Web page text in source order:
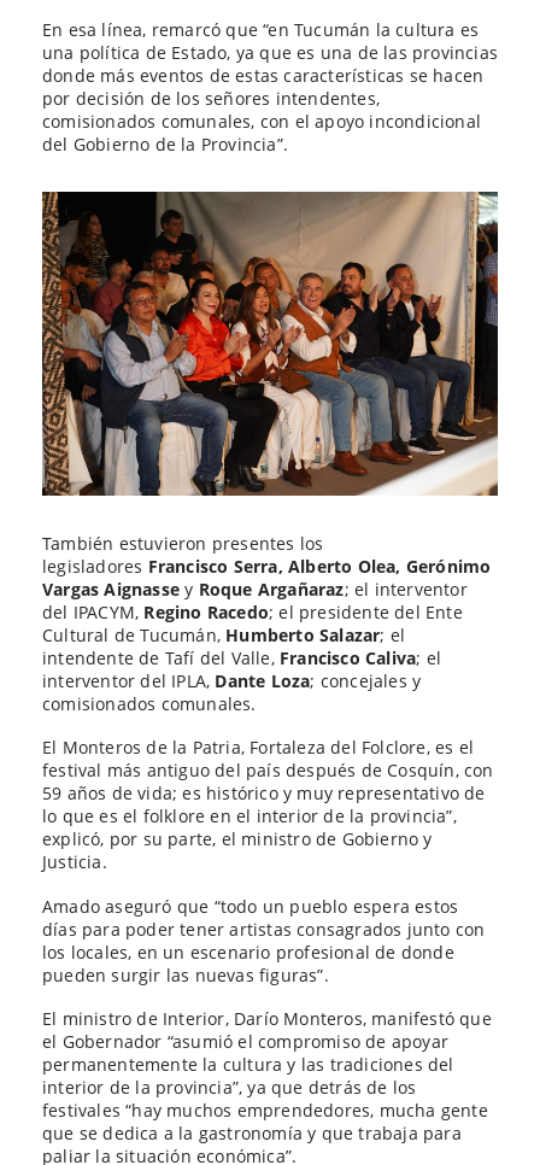
En esa línea, remarcó que “en Tucumán la cultura es
una política de Estado, ya que es una de las provincias
donde más eventos de estas características se hacen
por decisión de los señores intendentes,
comisionados comunales, con el apoyo incondicional
del Gobierno de la Provincia”.
También estuvieron presentes los
legisladores Francisco Serra, Alberto Olea, Gerónimo
Vargas Aignasse y Roque Argañaraz; el interventor
del IPACYM, Regino Racedo; el presidente del Ente
Cultural de Tucumán, Humberto Salazar; el
intendente de Tafí del Valle, Francisco Caliva; el
interventor del IPLA, Dante Loza; concejales y
comisionados comunales.
El Monteros de la Patria, Fortaleza del Folclore, es el
festival más antiguo del país después de Cosquín, con
59 años de vida; es histórico y muy representativo de
lo que es el folklore en el interior de la provincia”,
explicó, por su parte, el ministro de Gobierno y
Justicia.
Amado aseguró que “todo un pueblo espera estos
días para poder tener artistas consagrados junto con
los locales, en un escenario profesional de donde
pueden surgir las nuevas figuras”.
El ministro de Interior, Darío Monteros, manifestó que
el Gobernador “asumió el compromiso de apoyar
permanentemente la cultura y las tradiciones del
interior de la provincia”, ya que detrás de los
festivales “hay muchos emprendedores, mucha gente
que se dedica a la gastronomía y que trabaja para
paliar la situación económica”.